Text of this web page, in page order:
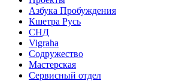
Азбука Пробуждения
Кшетра Русь
СНД
Vigraha
Содружество
Мастерская
Сервисный отдел